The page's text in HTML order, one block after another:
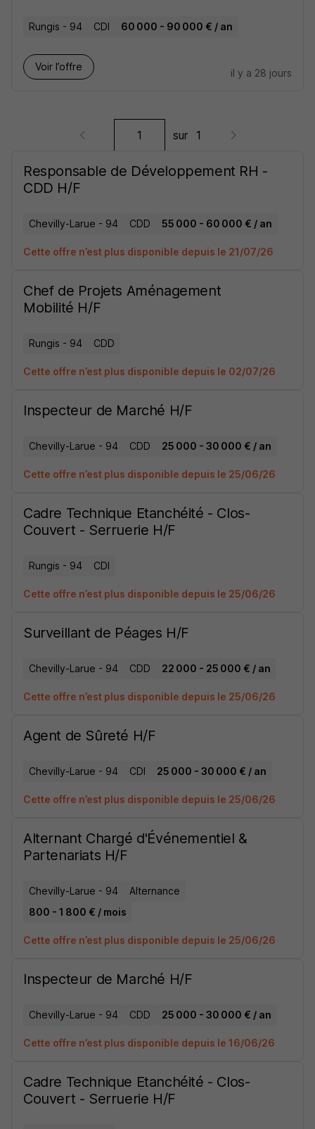
Rungis - 94 CDI 60 000 - 90 000 € / an
Voir l’offre
il y a 28 jours
sur 1
Responsable de Développement RH -
CDD H/F
Chevilly-Larue - 94 CDD 55 000 - 60 000 € / an
Cette offre n’est plus disponible depuis le 21/07/26
Chef de Projets Aménagement
Mobilité H/F
Rungis - 94 CDD
Cette offre n’est plus disponible depuis le 02/07/26
Inspecteur de Marché H/F
Chevilly-Larue - 94 CDD 25 000 - 30 000 € / an
Cette offre n’est plus disponible depuis le 25/06/26
Cadre Technique Etanchéité - Clos-
Couvert - Serruerie H/F
Rungis - 94 CDI
Cette offre n’est plus disponible depuis le 25/06/26
Surveillant de Péages H/F
Chevilly-Larue - 94 CDD 22 000 - 25 000 € / an
Cette offre n’est plus disponible depuis le 25/06/26
Agent de Sûreté H/F
Chevilly-Larue - 94 CDI 25 000 - 30 000 € / an
Cette offre n’est plus disponible depuis le 25/06/26
Alternant Chargé d'Événementiel &
Partenariats H/F
Chevilly-Larue - 94
Alternance
800 - 1 800 € / mois
Cette offre n’est plus disponible depuis le 25/06/26
Inspecteur de Marché H/F
Chevilly-Larue - 94 CDD 25 000 - 30 000 € / an
Cette offre n’est plus disponible depuis le 16/06/26
Cadre Technique Etanchéité - Clos-
Couvert - Serruerie H/F